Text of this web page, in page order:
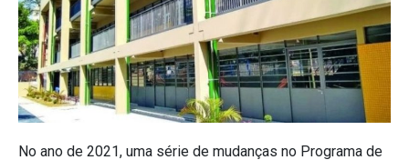
No ano de 2021, uma série de mudanças no Programa de